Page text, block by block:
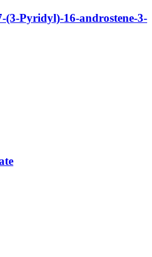
(3-Pyridyl)-16-androstene-3-